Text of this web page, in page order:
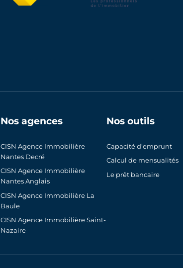
Nos agences
CISN Agence Immobilière
Nantes Decré
CISN Agence Immobilière
Nantes Anglais
CISN Agence Immobilière La
Baule
CISN Agence Immobilière Saint-
Nazaire
Nos outils
Capacité d’emprunt
Calcul de mensualités
Le prêt bancaire